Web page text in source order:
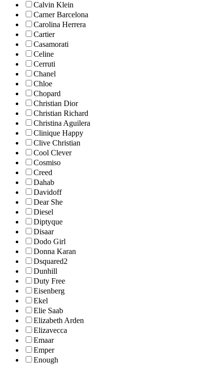
Calvin Klein
Carner Barcelona
Carolina Herrera
Cartier
Casamorati
Celine
Cerruti
Chanel
Chloe
Chopard
Christian Dior
Christian Richard
Christina Aguilera
Clinique Happy
Clive Christian
Cool Clever
Cosmiso
Creed
Dahab
Davidoff
Dear She
Diesel
Diptyque
Disaar
Dodo Girl
Donna Karan
Dsquared2
Dunhill
Duty Free
Eisenberg
Ekel
Elie Saab
Elizabeth Arden
Elizavecca
Emaar
Emper
Enough